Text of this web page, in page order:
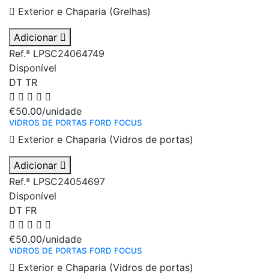
Exterior e Chaparia (Grelhas)
Adicionar
Ref.ª LPSC24064749
Disponível
DT TR
€50.00/unidade
VIDROS DE PORTAS FORD FOCUS
Exterior e Chaparia (Vidros de portas)
Adicionar
Ref.ª LPSC24054697
Disponível
DT FR
€50.00/unidade
VIDROS DE PORTAS FORD FOCUS
Exterior e Chaparia (Vidros de portas)